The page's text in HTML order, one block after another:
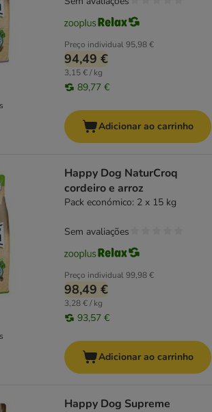
Preço individual95,98 €
94,49 €
3,15 € / kg
89,77 €
Adicionar ao carrinho
Happy Dog NaturCroq
cordeiro e arroz
Pack económico: 2 x 15 kg
Preço individual99,98 €
98,49 €
3,28 € / kg
93,57 €
Sem avaliações
Adicionar ao carrinho
Happy Dog Supreme